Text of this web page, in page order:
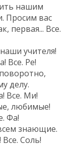
нашим
Просим вас
первая... Все.
учителя!
Все. Ре!
делу.
Все. Ми!
любимые!
Фа!
знающие.
Соль!